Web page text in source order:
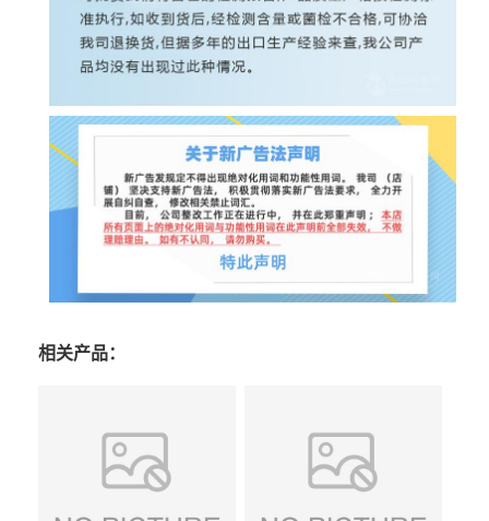
相关产品：